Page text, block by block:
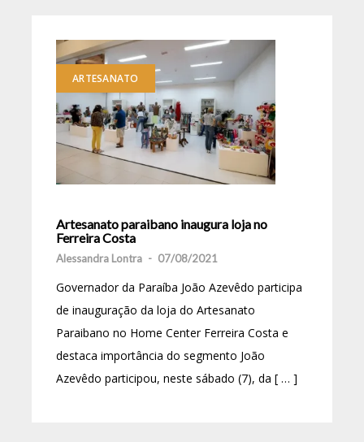
ARTESANATO
Artesanato paraibano inaugura loja no
Ferreira Costa
Alessandra Lontra - 07/08/2021
Governador da Paraíba João Azevêdo participa
de inauguração da loja do Artesanato
Paraibano no Home Center Ferreira Costa e
destaca importância do segmento João
Azevêdo participou, neste sábado (7), da [ … ]